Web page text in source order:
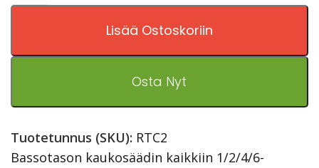
Lisää Ostoskoriin
Osta Nyt
Tuotetunnus (SKU): RTC2
Bassotason kaukosäädin kaikkiin 1/2/4/6-